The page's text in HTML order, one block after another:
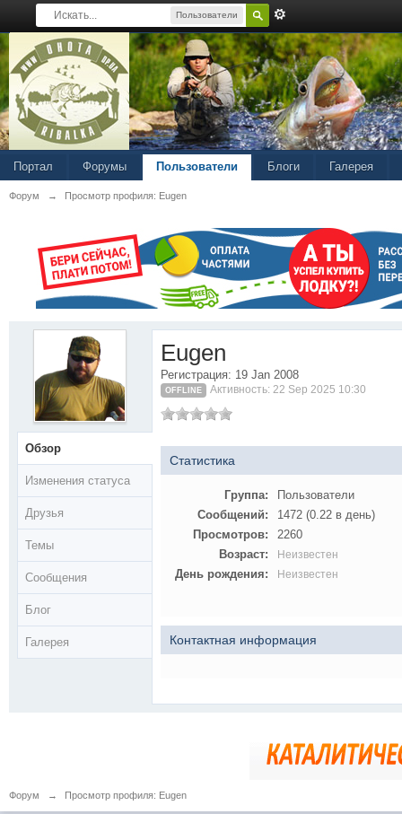
Пользователи
Портал Форумы Пользователи Блоги Галерея
Форум → Просмотр профиля: Eugen
Обзор
Изменения статуса
Друзья
Темы
Сообщения
Блог
Галерея
Eugen
Регистрация: 19 Jan 2008
OFFLINE Активность: 22 Sep 2025 10:30
Статистика
Группа:
Пользователи
Сообщений:
1472 (0.22 в день)
Просмотров:
2260
Возраст:
Неизвестен
День рождения: Неизвестен
Контактная информация
Форум → Просмотр профиля: Eugen